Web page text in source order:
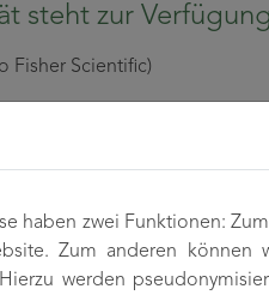
steht zur
Fisher Scientific)
haben zwei Funktionen:
Zum anderen
werden